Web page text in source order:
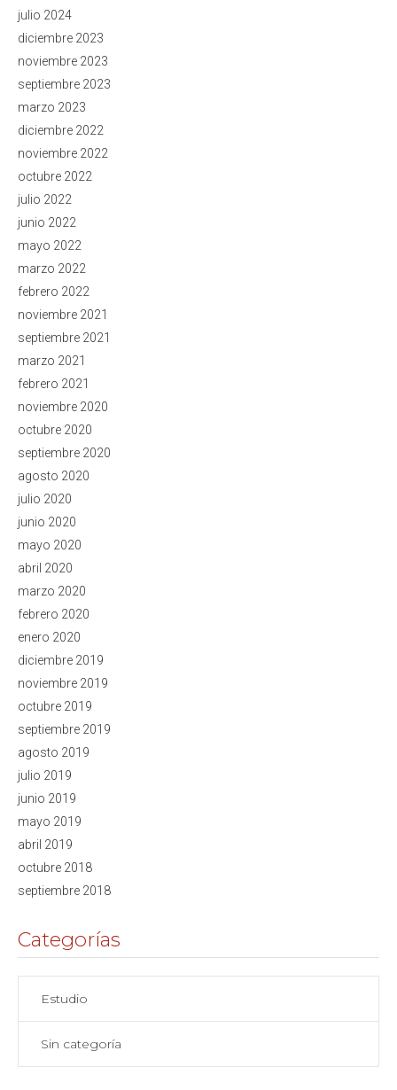
julio 2024
diciembre 2023
noviembre 2023
septiembre 2023
marzo 2023
diciembre 2022
noviembre 2022
octubre 2022
julio 2022
junio 2022
mayo 2022
marzo 2022
febrero 2022
noviembre 2021
septiembre 2021
marzo 2021
febrero 2021
noviembre 2020
octubre 2020
septiembre 2020
agosto 2020
julio 2020
junio 2020
mayo 2020
abril 2020
marzo 2020
febrero 2020
enero 2020
diciembre 2019
noviembre 2019
octubre 2019
septiembre 2019
agosto 2019
julio 2019
junio 2019
mayo 2019
abril 2019
octubre 2018
septiembre 2018
Categorías
Estudio
Sin categoría